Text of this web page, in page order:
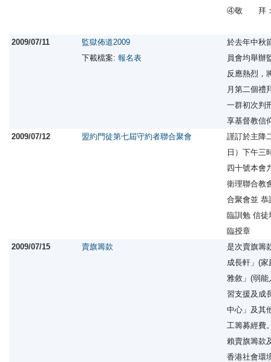
④敬 拜：
2009/07/11
監獄佈道2009
下載檔案: 報名表
於去年中秋
員會均舉辦
反應熱烈，
月第二個禮
一群初次判
享基督教
2009/07/12
盟約門徒第七屆守約者聯合聚會
謹訂於主降
日）下午三
四十號本會
衛理聯合教
合聚會並 恭
臨訓勉 信徒
臨授章
2009/07/15
賣旗籌款
是次賣旗籌
成長軒」(
雅敘」(弱
習支援及成
中心」及其
工籌募經費
賴賣旗籌款
香港社會環